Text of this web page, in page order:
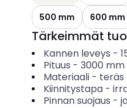
500 mm
600 mm
Tärkeimmät
Kannen leveys -
Pituus - 3000 mm
Materiaali- teräs
Kiinnitystapa-
Pinnan suojaus -